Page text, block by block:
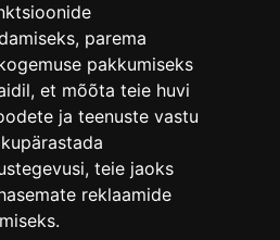
, parema
pakkumiseks
, et mõõta teie huvi
ja teenuste vastu
, teie jaoks
reklaamide
.
Linnamuuseum
Vene 17
(+372) 610 4178